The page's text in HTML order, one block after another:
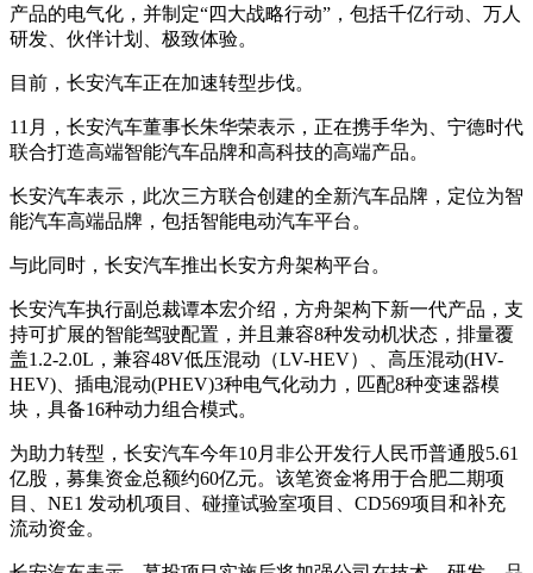
产品的电气化，并制定“四大战略行动”，包括千亿行动、万人
研发、伙伴计划、极致体验。
目前，长安汽车正在加速转型步伐。
11月，长安汽车董事长朱华荣表示，正在携手华为、宁德时代
联合打造高端智能汽车品牌和高科技的高端产品。
长安汽车表示，此次三方联合创建的全新汽车品牌，定位为智
能汽车高端品牌，包括智能电动汽车平台。
与此同时，长安汽车推出长安方舟架构平台。
长安汽车执行副总裁谭本宏介绍，方舟架构下新一代产品，支
持可扩展的智能驾驶配置，并且兼容8种发动机状态，排量覆
盖1.2-2.0L，兼容48V低压混动（LV-HEV）、高压混动(HV-
HEV)、插电混动(PHEV)3种电气化动力，匹配8种变速器模
块，具备16种动力组合模式。
为助力转型，长安汽车今年10月非公开发行人民币普通股5.61
亿股，募集资金总额约60亿元。该笔资金将用于合肥二期项
目、NE1 发动机项目、碰撞试验室项目、CD569项目和补充
流动资金。